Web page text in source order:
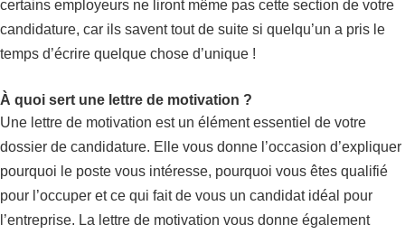
certains employeurs ne liront même pas cette section de votre
candidature, car ils savent tout de suite si quelqu’un a pris le
temps d’écrire quelque chose d’unique !
À quoi sert une lettre de motivation ?
Une lettre de motivation est un élément essentiel de votre
dossier de candidature. Elle vous donne l’occasion d’expliquer
pourquoi le poste vous intéresse, pourquoi vous êtes qualifié
pour l’occuper et ce qui fait de vous un candidat idéal pour
l’entreprise. La lettre de motivation vous donne également